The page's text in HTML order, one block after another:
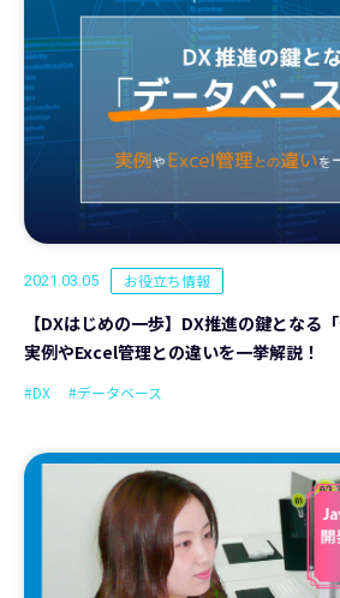
2021.03.05 お役立ち情報
【DXはじめの一歩】DX推進の鍵となる
実例やExcel管理との違いを一挙解説！
#DX #データベース